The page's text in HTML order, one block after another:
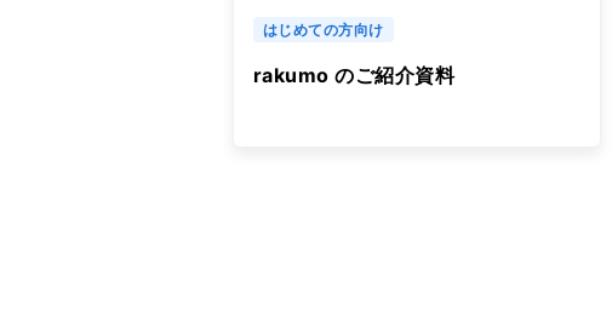
はじめての方向け
rakumo のご紹介資料